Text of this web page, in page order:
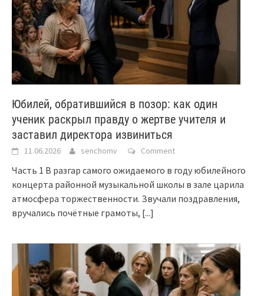
Юбилей, обратившийся в позор: как один
ученик раскрыл правду о жертве учителя и
заставил директора извиниться
11.06.2026 senchomv Comment
Часть 1 В разгар самого ожидаемого в году юбилейного
концерта районной музыкальной школы в зале царила
атмосфера торжественности. Звучали поздравления,
вручались почётные грамоты, [...]